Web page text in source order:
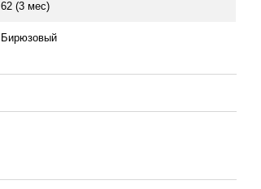
62 (3 мес)
Бирюзовый